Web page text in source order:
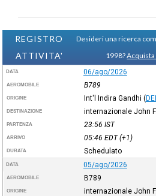
REGISTRO
ATTIVITA'
Desideri una ricerca
1998?
DATA 06/ago/2026
AEROMOBILE B789
ORIGINE Int'l Indira Gandhi (
DESTINAZIONE internazionale John
PARTENZA 23:56 IST
ARRIVO 05:46 EDT(+1)
DURATA Schedulato
DATA 05/ago/2026
AEROMOBILE B789
ORIGINE internazionale John